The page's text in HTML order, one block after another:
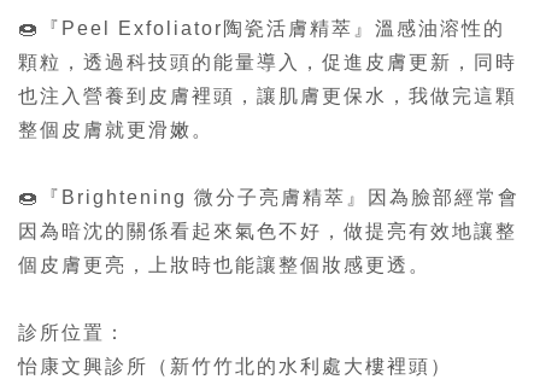
🍩『Peel Exfoliator陶瓷活膚精萃』溫感油溶性的
顆粒，透過科技頭的能量導入，促進皮膚更新，同時
也注入營養到皮膚裡頭，讓肌膚更保水，我做完這顆
整個皮膚就更滑嫩。
🍩『Brightening 微分子亮膚精萃』因為臉部經常會
因為暗沈的關係看起來氣色不好，做提亮有效地讓整
個皮膚更亮，上妝時也能讓整個妝感更透。
診所位置：
怡康文興診所（新竹竹北的水利處大樓裡頭）